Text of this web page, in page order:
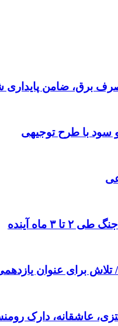
و سود با طرح توجیهی
ماه آینده
برای عنوان